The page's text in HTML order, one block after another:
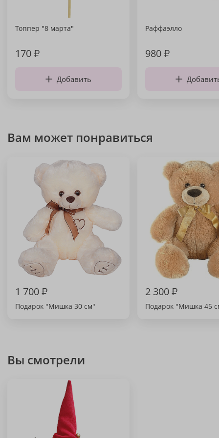
Топпер "8 марта"
170₽
Добавить
Раффаэлло
980₽
Вам может понравиться
1 700₽
Подарок "Мишка 30 см"
2 300₽
Подарок "Мишка 45
Вы смотрели